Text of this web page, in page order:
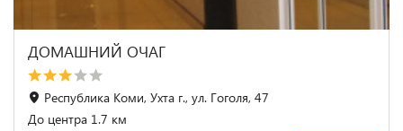
ДОМАШНИЙ ОЧАГ
Республика Коми, Ухта г., ул. Гоголя, 47
До центра 1.7 км